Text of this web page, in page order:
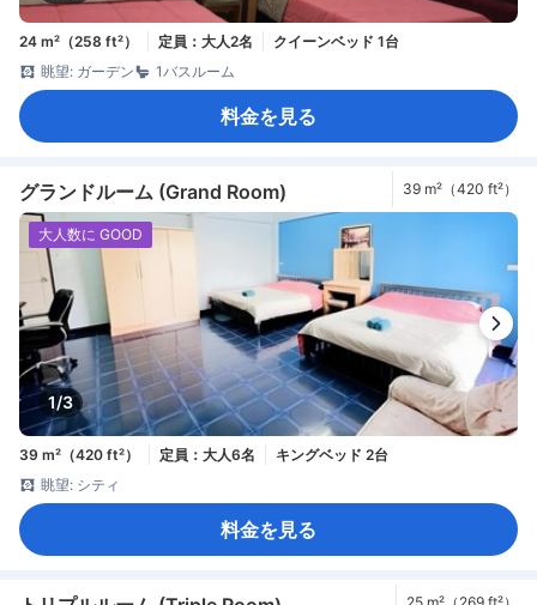
24 m²（258 ft²） 定員：大人2名
クイーンベッド 1台
眺望: ガーデン
1バスルーム
料金を見る
グランドルーム (Grand Room) 39 m²（420 ft²）
1/3
大人数に GOOD
39 m²（420 ft²） 定員：大人6名
キングベッド 2台
眺望: シティ
料金を見る